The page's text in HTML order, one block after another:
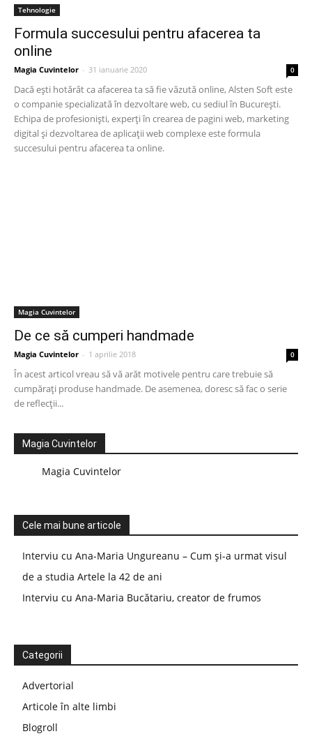
Tehnologie
Formula succesului pentru afacerea ta
online
Magia Cuvintelor - 31 ianuarie 2020 0
Dacă ești hotărât ca afacerea ta să fie văzută online, Alsten Soft este
o companie specializată în dezvoltare web, cu sediul în București.
Echipa de profesioniști, experți în crearea de pagini web, marketing
digital și dezvoltarea de aplicații web complexe este formula
succesului pentru afacerea ta online.
Magia Cuvintelor
De ce să cumperi handmade
Magia Cuvintelor - 1 aprilie 2018 0
În acest articol vreau să vă arăt motivele pentru care trebuie să
cumpărați produse handmade. De asemenea, doresc să fac o serie
de reflecții...
Magia Cuvintelor
Magia Cuvintelor
Cele mai bune articole
Interviu cu Ana-Maria Ungureanu – Cum și-a urmat visul
de a studia Artele la 42 de ani
Interviu cu Ana-Maria Bucătariu, creator de frumos
Categorii
Advertorial
Articole în alte limbi
Blogroll